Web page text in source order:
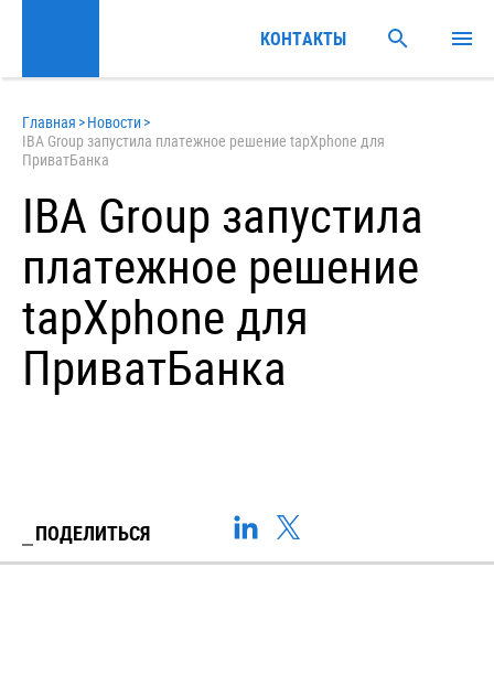
Главная >Новости>
IBA Group запустила платежное решение tapXphone для
ПриватБанка
IBA Group запустила
платежное решение
tapXphone для
ПриватБанка
ПОДЕЛИТЬСЯ
КОНТАКТЫ